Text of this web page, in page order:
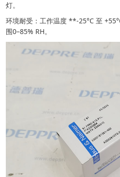
灯。
环境耐受：工作温度 **-25°C 至
围0–85% RH。